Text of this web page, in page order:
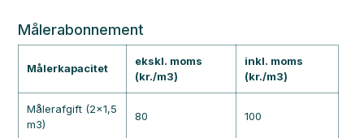
Målerabonnement
Målerkapacitet
ekskl. moms
(kr./m3)
inkl. moms
(kr./m3)
Målerafgift (2×1,5
m3)
80 100